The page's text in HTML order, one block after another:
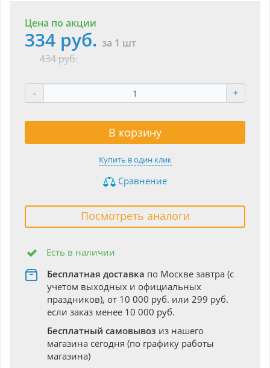
Цена по акции
334 руб. за 1 шт
434 руб.
- +
В корзину
Купить в один клик
Сравнение
Посмотреть аналоги
Есть в наличии
Бесплатная доставка по Москве завтра (с
учетом выходных и официальных
праздников), от 10 000 руб. или 299 руб.
если заказ менее 10 000 руб.
Бесплатный самовывоз из нашего
магазина сегодня (по графику работы
магазина)